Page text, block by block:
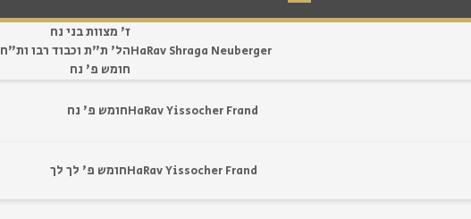
HaRav Shraga Neuberger
ז' מצוות בני נח
הל' ת"ת וכבוד רבו ות"ח
חומש פ' נח
HaRav Yissocher Frandחומש פ' נח
HaRav Yissocher Frandחומש פ' לך לך